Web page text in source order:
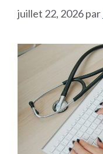
juillet 22, 2026par